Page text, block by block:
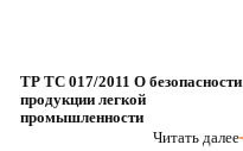
ТР ТС 017/2011 О безопасности
продукции легкой
промышленности
Читать далее